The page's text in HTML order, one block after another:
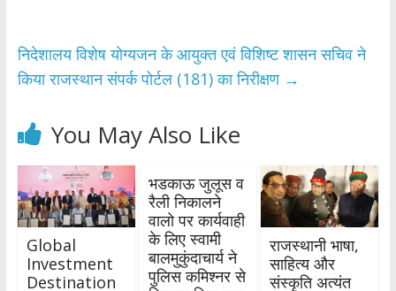
निदेशालय विशेष योग्यजन के आयुक्त एवं विशिष्ट शासन सचिव ने
किया राजस्थान संपर्क पोर्टल (181) का निरीक्षण →
You May Also Like
Global
Investment
Destination
भडकाऊ जुलूस व
रैली निकालने
वालो पर कार्यवाही
के लिए स्वामी
बालमुकुंदाचार्य ने
पुलिस कमिश्नर से
राजस्थानी भाषा,
साहित्य और
संस्कृति अत्यंत